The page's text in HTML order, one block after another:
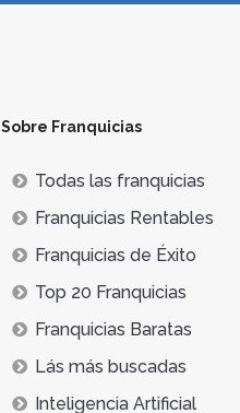
Sobre Franquicias
Todas las franquicias
Franquicias Rentables
Franquicias de Éxito
Top 20 Franquicias
Franquicias Baratas
Lás más buscadas
Inteligencia Artificial